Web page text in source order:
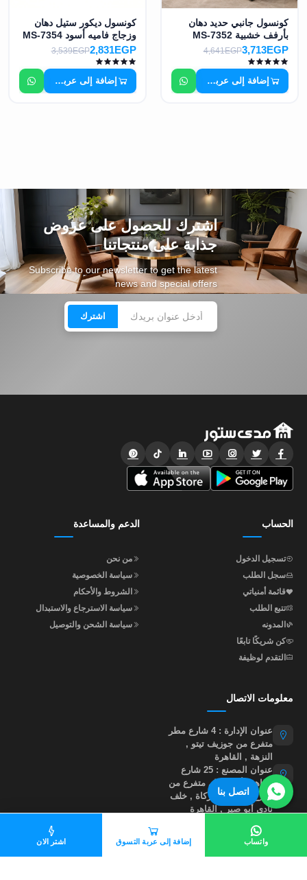
اتصل بنا
واتساب إضافة إلى عربة التسوق اشتر الان
كونسول جانبي حديد دهان
بأرفف خشبية MS-7352
3,713EGP
4,641EGP
إضافة إلى عربة التسوق
كونسول ديكور ستيل دهان
وزجاج فاميه أسود MS-7354
2,831EGP
3,539EGP
إضافة إلى عربة التسوق
اشترك للحصول على عروض
جذابة على منتجاتنا
Subscribe to our newsletter to get the latest
news and special offers
اشترك
الحساب
تسجيل الدخول
سجل الطلب
قائمة أمنياتي
تتبع الطلب
المدونه
كن شريكًا تابعًا
التقدم لوظيفة
الدعم والمساعدة
من نحن
سياسة الخصوصية
الشروط والأحكام
سياسة الاسترجاع والاستبدال
سياسة الشحن والتوصيل
معلومات الاتصال
عنوان الإدارة : 4 شارع مطر
متفرع من جوزيف تيتو ,
النزهة , القاهرة
عنوان المصنع : 25 شارع
إبراهيم أبو النجا , متفرع من
شارع مؤسسة الزكاة , خلف
نادي أبو صير , القاهرة
help@madastore.net